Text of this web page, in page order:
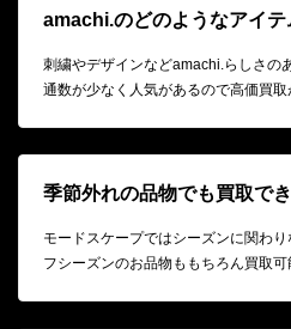
amachi.のどのようなアイテ
刺繍やデザインなどamachi.らしさの
通数が少なく人気があるので高価買取
季節外れの品物でも買取で
モードスケープではシーズンに関わ
フシーズンのお品物ももちろん買取可